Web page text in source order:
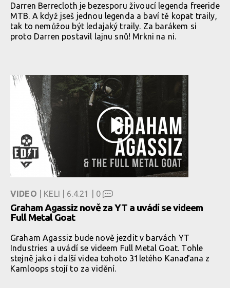
Darren Berrecloth je bezesporu živoucí legenda freeride
MTB. A když jseš jednou legenda a baví tě kopat traily,
tak to nemůžou být ledajaký traily. Za barákem si
proto Darren postavil lajnu snů! Mrkni na ni.
VIDEO | KELI | 6.4.21 | 0
Graham Agassiz nově za YT a uvádí se videem
Full Metal Goat
Graham Agassiz bude nově jezdit v barvách YT
Industries a uvádí se videem Full Metal Goat. Tohle
stejně jako i další videa tohoto 31letého Kanaďana z
Kamloops stojí to za vidění.